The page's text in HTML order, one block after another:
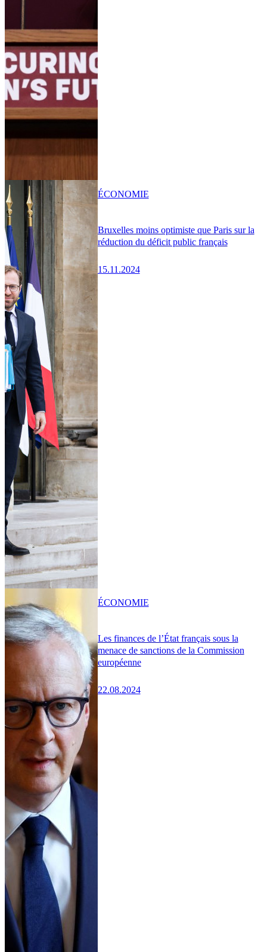
Bruxelles moins optimiste que Paris sur la
réduction du déficit public français
15.11.2024
ÉCONOMIE
Les finances de l’État français sous la
menace de sanctions de la Commission
européenne
22.08.2024
ÉCONOMIE